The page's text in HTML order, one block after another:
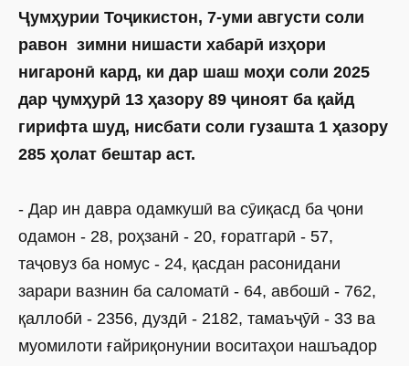
Ҷумҳурии Тоҷикистон, 7-уми августи соли
равон зимни нишасти хабарӣ изҳори
нигаронӣ кард, ки дар шаш моҳи соли 2025
дар ҷумҳурӣ 13 ҳазору 89 ҷиноят ба қайд
гирифта шуд, нисбати соли гузашта 1 ҳазору
285 ҳолат бештар аст.
- Дар ин давра одамкушӣ ва сӯиқасд ба ҷони
одамон - 28, роҳзанӣ - 20, ғоратгарӣ - 57,
таҷовуз ба номус - 24, қасдан расонидани
зарари вазнин ба саломатӣ - 64, авбошӣ - 762,
қаллобӣ - 2356, дуздӣ - 2182, тамаъҷӯӣ - 33 ва
муомилоти ғайриқонунии воситаҳои нашъадор